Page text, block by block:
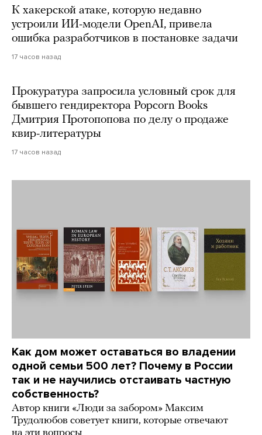
К хакерской атаке, которую недавно
устроили ИИ-модели OpenAI, привела
ошибка разработчиков в постановке задачи
17 часов назад
Прокуратура запросила условный срок для
бывшего гендиректора Popcorn Books
Дмитрия Протопопова по делу о продаже
квир-литературы
17 часов назад
Как дом может оставаться во владении
одной семьи 500 лет? Почему в России
так и не научились отстаивать частную
собственность?
Автор книги «Люди за забором» Максим
Трудолюбов советует книги, которые отвечают
на эти вопросы